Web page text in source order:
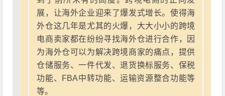
展，让海外企业迎来了爆发式增长。使得海
外仓这几年是尤其的火爆，大大小小的跨境
电商卖家都在纷纷寻找海外仓进行合作，因
为海外仓可以为解决跨境商家的痛点，提供
仓储服务、一件代发、退货换标服务、保税
功能、FBA中转功能、运输资源整合功能等
等。